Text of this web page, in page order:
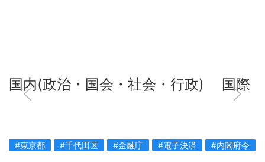
国内(政治・国会・社会・行政) 国際
#東京都 #千代田区 #金融庁 #電子決済 #内閣府令